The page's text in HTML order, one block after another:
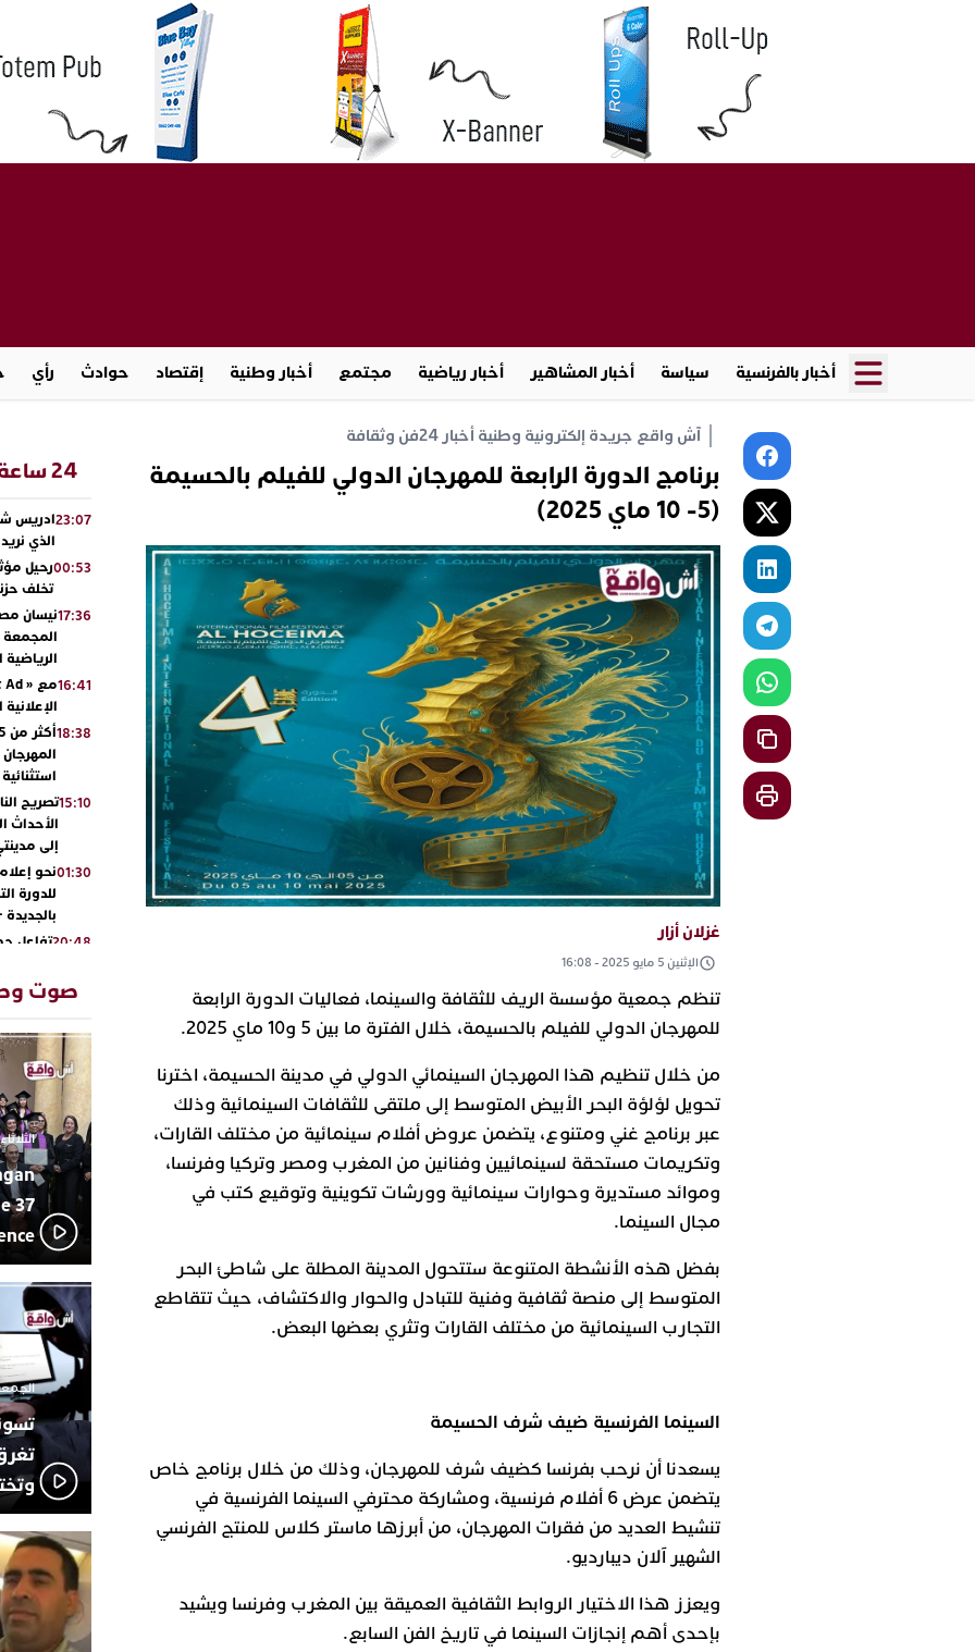
أخبار بالفرنسية سياسة أخبار المشاهير أخبار رياضية مجتمع أخبار وطنية إقتصاد حوادث رأي
آش واقع جريدة إلكترونية وطنية أخبار 24 فن وثقافة
برنامج الدورة الرابعة للمهرجان الدولي للفيلم بالحسيمة
(5- 10 ماي 2025)
غزلان أزار
الإثنين 5 مايو 2025 - 16:08
تنظم جمعية مؤسسة الريف للثقافة والسينما، فعاليات الدورة الرابعة
للمهرجان الدولي للفيلم بالحسيمة، خلال الفترة ما بين 5 و10 ماي 2025.
من خلال تنظيم هذا المهرجان السينمائي الدولي في مدينة الحسيمة، اخترنا
تحويل لؤلؤة البحر الأبيض المتوسط إلى ملتقى للثقافات السينمائية وذلك
عبر برنامج غني ومتنوع، يتضمن عروض أفلام سينمائية من مختلف القارات،
وتكريمات مستحقة لسينمائيين وفنانين من المغرب ومصر وتركيا وفرنسا،
وموائد مستديرة وحوارات سينمائية وورشات تكوينية وتوقيع كتب في
مجال السينما.
بفضل هذه الأنشطة المتنوعة ستتحول المدينة المطلة على شاطئ البحر
المتوسط إلى منصة ثقافية وفنية للتبادل والحوار والاكتشاف، حيث تتقاطع
التجارب السينمائية من مختلف القارات وتثري بعضها البعض.
السينما الفرنسية ضيف شرف الحسيمة
يسعدنا أن نرحب بفرنسا كضيف شرف للمهرجان، وذلك من خلال برنامج خاص
يتضمن عرض 6 أفلام فرنسية، ومشاركة محترفي السينما الفرنسية في
تنشيط العديد من فقرات المهرجان، من أبرزها ماستر كلاس للمنتج الفرنسي
الشهير آلان ديبارديو.
ويعزز هذا الاختيار الروابط الثقافية العميقة بين المغرب وفرنسا ويشيد
بإحدى أهم إنجازات السينما في تاريخ الفن السابع.
24 ساعة
23:07ادريس
الذي نريد
00:53رحيل
تخلف
17:36نيسان
المجمعة
16:41
18:38
استثنائية
15:10تصريح
الأحداث
إلى
01:30نحو
للدورة
20:48تفاعل
22:36 أبوظبي
العرش
بن زايد
13:30 دنيا
بأداء
19:11 يقظة
مثيرة
بالجديدة
17:27اتحاد
دورة
23:18ترسيخا
فعاليات
بمركز
صوت
الثلاثاء 10 مارس 2026 -
37
الجمعة 26 ديسمبر